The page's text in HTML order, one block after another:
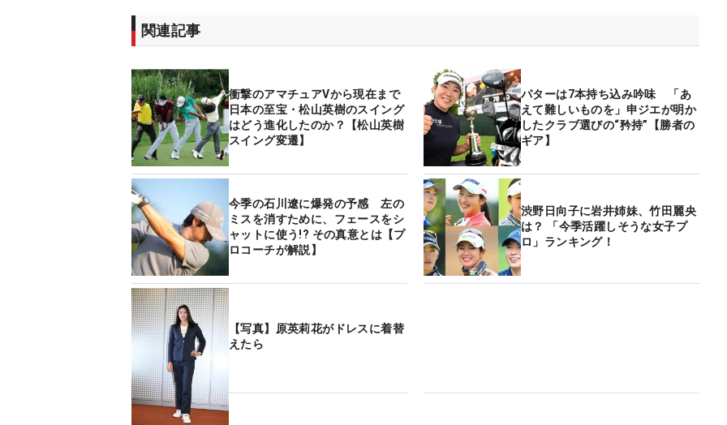
関連記事
衝撃のアマチュアVから現在まで
日本の至宝・松山英樹のスイング
はどう進化したのか？【松山英樹
スイング変遷】
パターは7本持ち込み吟味 「あ
えて難しいものを」申ジエが明か
したクラブ選びの“矜持”【勝者の
ギア】
今季の石川遼に爆発の予感 左の
ミスを消すために、フェースをシ
ャットに使う!? その真意とは【プ
ロコーチが解説】
渋野日向子に岩井姉妹、竹田麗央
は？ 「今季活躍しそうな女子プ
ロ」ランキング！
【写真】原英莉花がドレスに着替
えたら